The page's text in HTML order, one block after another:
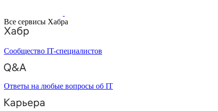
Все сервисы Хабра
Сообщество IT-специалистов
Ответы на любые вопросы об IT